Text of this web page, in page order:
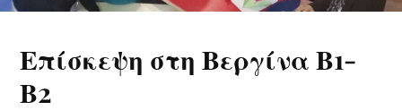
Επίσκεψη στη Βεργίνα Β1-
Β2